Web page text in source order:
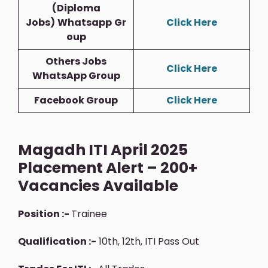
(Diploma
Jobs) Whatsapp Gr
Oup
Click Here
Others Jobs
WhatsApp Group
Click Here
Facebook Group Click Here
Magadh ITI April 2025
Placement Alert – 200+
Vacancies Available
Position :- Trainee
Qualification :- 10th, 12th, ITI Pass Out